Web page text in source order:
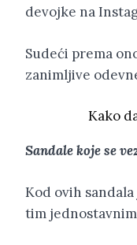
devojke na
Sudeći prema
zanimljive
Kako
Sandale koje se
Kod ovih
tim